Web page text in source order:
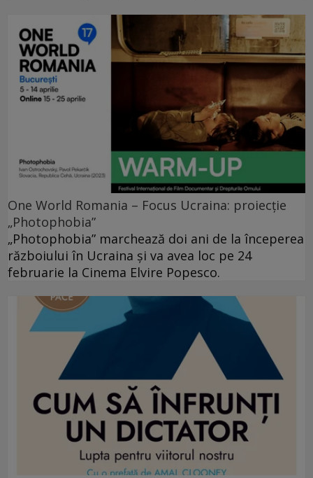
One World Romania – Focus Ucraina: proiecție
„Photophobia”
„Photophobia” marchează doi ani de la începerea
războiului în Ucraina și va avea loc pe 24
februarie la Cinema Elvire Popesco.